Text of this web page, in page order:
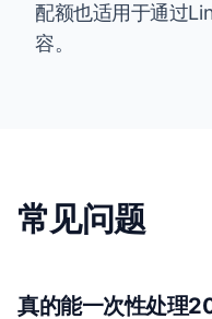
配额也适用于通过
容。
常见问题
真的能一次性处理